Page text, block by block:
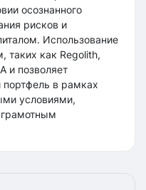
осознанного
рисков и
Использование
таких как Regolith,
и позволяет
портфель в рамках
условиями,
грамотным